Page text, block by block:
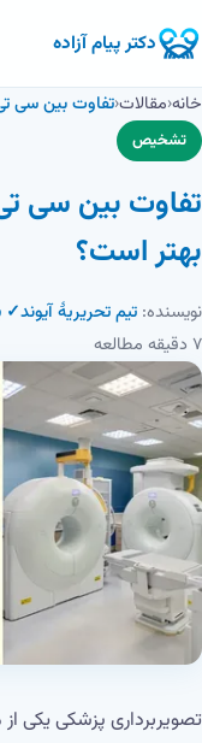
دکتر پیام آزاده
خانه‹مقالات‹تفاوت بین سی
تشخیص
تفاوت بین سی
بهتر است؟
نویسنده: تیم تحریریهٔ آیوند✓
تصویربرداری پزشکی یکی